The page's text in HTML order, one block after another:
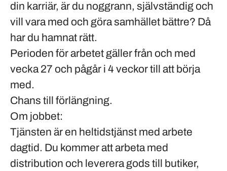
din karriär, är du noggrann, självständig och
vill vara med och göra samhället bättre? Då
har du hamnat rätt.
Perioden för arbetet gäller från och med
vecka 27 och pågår i 4 veckor till att börja
med.
Chans till förlängning.
Om jobbet:
Tjänsten är en heltidstjänst med arbete
dagtid. Du kommer att arbeta med
distribution och leverera gods till butiker,